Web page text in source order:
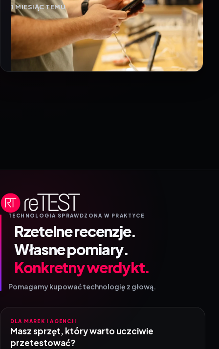
1 MIESIĄC TEMU
TECHNOLOGIA SPRAWDZONA W PRAKTYCE
Rzetelne recenzje.
Własne pomiary.
Konkretny werdykt.
Pomagamy kupować technologię z głową.
DLA MAREK I AGENCJI
Masz sprzęt, który warto uczciwie
przetestować?